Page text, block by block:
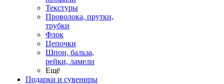
Текстуры
Проволока, прутки,
трубки
Флок
Цепочки
Шпон, бальза,
рейки, ламели
Ещё
Подарки и сувениры